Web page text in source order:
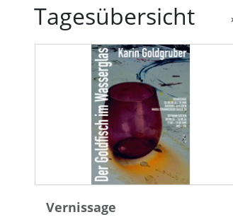
Tagesübersicht
Vernissage